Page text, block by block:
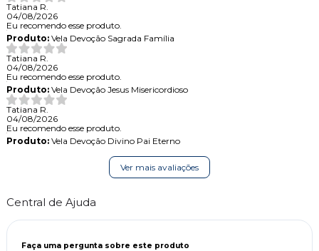
Tatiana R.
04/08/2026
Eu recomendo esse produto.
Produto:Vela Devoção Sagrada Família
Tatiana R.
04/08/2026
Eu recomendo esse produto.
Produto:Vela Devoção Jesus Misericordioso
Tatiana R.
04/08/2026
Eu recomendo esse produto.
Produto:Vela Devoção Divino Pai Eterno
Ver mais avaliações
Central de Ajuda
Faça uma pergunta sobre este produto